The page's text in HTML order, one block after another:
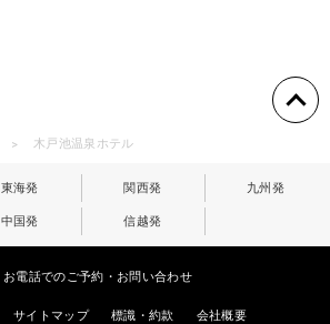
木戸池温泉ホテル
東海発 関西発 九州発
中国発 信越発
お電話でのご予約・お問い合わせ
サイトマップ 標識・約款
会社概要